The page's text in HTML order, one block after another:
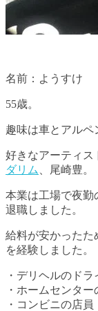
名前：ようすけ
55歳。
趣味は車とアルペ
好きなアーティス
ダリム
、尾崎豊。
本業は工場で夜勤
退職しました。
給料が安かったた
を経験しました。
・デリヘルのドラ
・ホームセンタ
・コンビニの店員